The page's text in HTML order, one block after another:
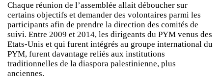
Chaque réunion de l’assemblée allait déboucher sur
certains objectifs et demander des volontaires parmi les
participants afin de prendre la direction des comités de
suivi. Entre 2009 et 2014, les dirigeants du PYM venus des
Etats-Unis et qui furent intégrés au groupe international du
PYM, furent davantage reliés aux institutions
traditionnelles de la diaspora palestinienne, plus
anciennes.